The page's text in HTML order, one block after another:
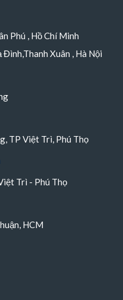
Phú , Hồ Chí Minh
Xuân , Hà Nội
TP Việt Trì, Phú Thọ
Trì - Phú Thọ
HCM